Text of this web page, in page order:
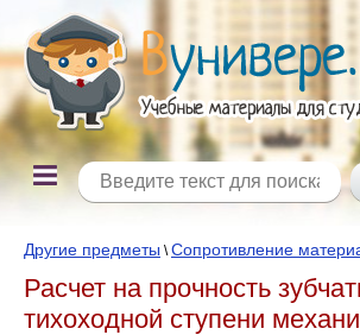
Другие предметы \Сопротивление
Расчет на прочность
тихоходной ступени